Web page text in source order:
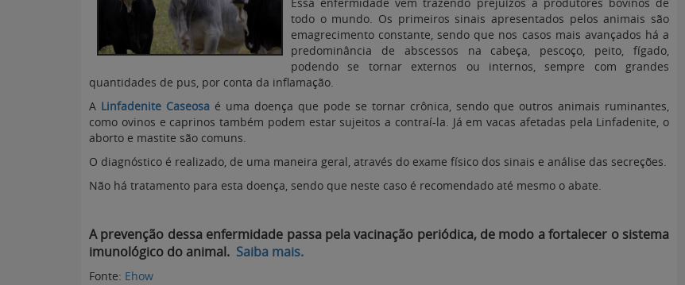
todo o mundo. Os primeiros sinais apresentados pelos animais são
emagrecimento constante, sendo que nos casos mais avançados há a
predominância de abscessos na cabeça, pescoço, peito, fígado,
podendo se tornar externos ou internos, sempre com grandes
quantidades de pus, por conta da inflamação.
A Linfadenite Caseosa é uma doença que pode se tornar crônica, sendo que outros animais ruminantes,
como ovinos e caprinos também podem estar sujeitos a contraí-la. Já em vacas afetadas pela Linfadenite, o
aborto e mastite são comuns.
O diagnóstico é realizado, de uma maneira geral, através do exame físico dos sinais e análise das secreções.
Não há tratamento para esta doença, sendo que neste caso é recomendado até mesmo o abate.
A prevenção dessa enfermidade passa pela vacinação periódica, de modo a fortalecer o sistema
imunológico do animal. Saiba mais.
Fonte: Ehow